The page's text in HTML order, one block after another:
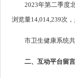
2023年第二季度
浏览量14,014,239次，
市卫生健康系统
二、互动平台留